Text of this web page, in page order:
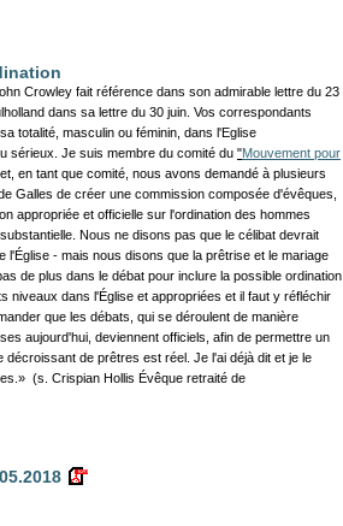
Crowley fait référence dans son admirable lettre du 23
dans sa lettre du 30 juin. Vos correspondants
totalité, masculin ou féminin, dans l'Eglise
sérieux. Je suis membre du comité du "Mouvement pour
en tant que comité, nous avons demandé à plusieurs
Galles de créer une commission composée d'évêques,
appropriée et officielle sur l'ordination des hommes
Nous ne disons pas que le célibat devrait
- mais nous disons que la prêtrise et le mariage
de plus dans le débat pour inclure la possible ordination
niveaux dans l'Église et appropriées et il faut y réfléchir
que les débats, qui se déroulent de manière
aujourd'hui, deviennent officiels, afin de permettre un
de prêtres est réel. Je l'ai déjà dit et je le
(s. Crispian Hollis Évêque retraité de